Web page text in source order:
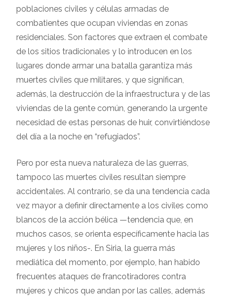
poblaciones civiles y células armadas de
combatientes que ocupan viviendas en zonas
residenciales. Son factores que extraen el combate
de los sitios tradicionales y lo introducen en los
lugares donde armar una batalla garantiza más
muertes civiles que militares, y que significan,
además, la destrucción de la infraestructura y de las
viviendas de la gente común, generando la urgente
necesidad de estas personas de huir, convirtiéndose
del día a la noche en “refugiados”.
Pero por esta nueva naturaleza de las guerras,
tampoco las muertes civiles resultan siempre
accidentales. Al contrario, se da una tendencia cada
vez mayor a definir directamente a los civiles como
blancos de la acción bélica —tendencia que, en
muchos casos, se orienta específicamente hacia las
mujeres y los niños-. En Siria, la guerra más
mediática del momento, por ejemplo, han habido
frecuentes ataques de francotiradores contra
mujeres y chicos que andan por las calles, además